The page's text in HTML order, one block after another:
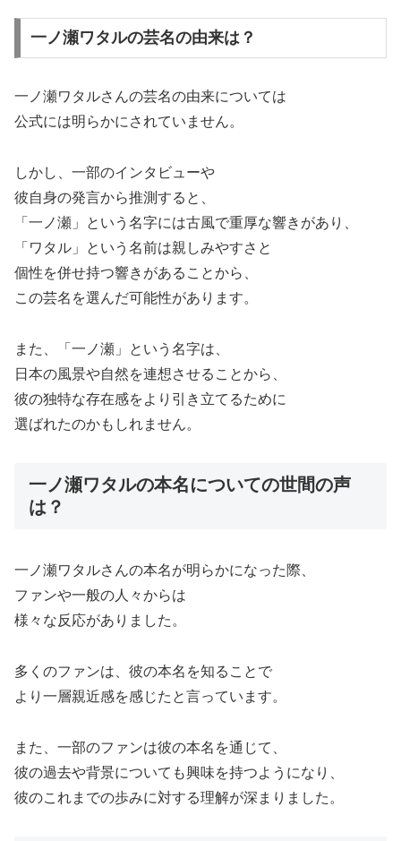
一ノ瀬ワタルの芸名の由来は？
一ノ瀬ワタルさんの芸名の由来については
公式には明らかにされていません。
しかし、一部のインタビューや
彼自身の発言から推測すると、
「一ノ瀬」という名字には古風で重厚な響きがあり、
「ワタル」という名前は親しみやすさと
個性を併せ持つ響きがあることから、
この芸名を選んだ可能性があります。
また、「一ノ瀬」という名字は、
日本の風景や自然を連想させることから、
彼の独特な存在感をより引き立てるために
選ばれたのかもしれません。
一ノ瀬ワタルの本名についての世間の声
は？
一ノ瀬ワタルさんの本名が明らかになった際、
ファンや一般の人々からは
様々な反応がありました。
多くのファンは、彼の本名を知ることで
より一層親近感を感じたと言っています。
また、一部のファンは彼の本名を通じて、
彼の過去や背景についても興味を持つようになり、
彼のこれまでの歩みに対する理解が深まりました。